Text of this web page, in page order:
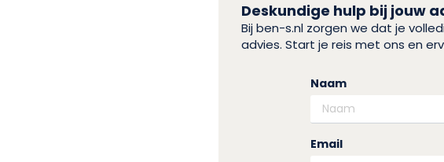
Deskundige hulp bij jouw
Bij ben-s.nl zorgen we dat je
advies. Start je reis met ons en
Naam
Email